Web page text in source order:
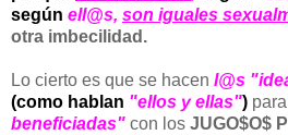
según ell@s, son iguales
otra imbecilidad.
Lo cierto es que se hacen l@s
(como hablan "ellos y ellas")
beneficiadas" con los JUGO$O$